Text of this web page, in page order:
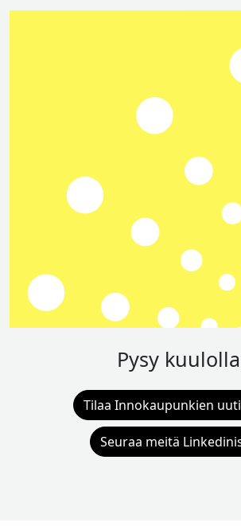
Pysy kuulolla
Tilaa Innokaupunkien
Seuraa meitä